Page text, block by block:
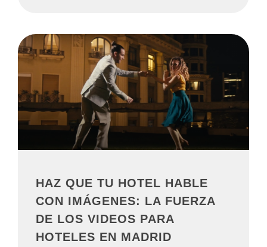
HAZ QUE TU HOTEL HABLE
CON IMÁGENES: LA FUERZA
DE LOS VIDEOS PARA
HOTELES EN MADRID